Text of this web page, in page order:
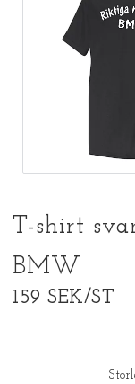
T-shirt
BMW
159 SEK/ST